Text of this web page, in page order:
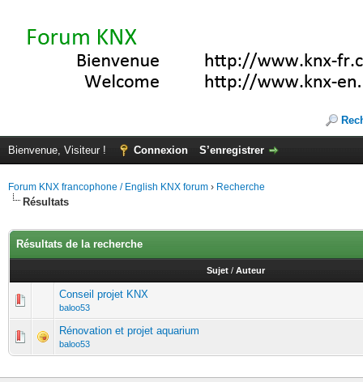
Bienvenue, Visiteur ! Connexion S’enregistrer
Forum KNX francophone / English KNX forum › Recherche
Résultats
Résultats de la recherche
Sujet / Auteur
Conseil projet KNX
baloo53
Rénovation et projet aquarium
baloo53